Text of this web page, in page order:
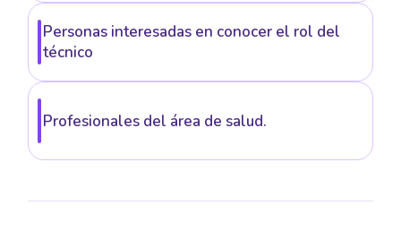
Personas interesadas en conocer el rol del
técnico
Profesionales del área de salud.